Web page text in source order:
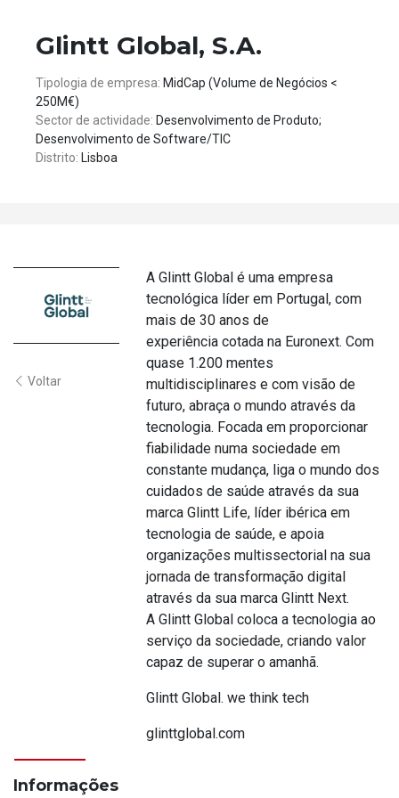
Glintt Global, S.A.
Tipologia de empresa: MidCap (Volume de Negócios <
250M€)
Sector de actividade: Desenvolvimento de Produto;
Desenvolvimento de Software/TIC
Distrito: Lisboa
Voltar
A Glintt Global é uma empresa
tecnológica líder em Portugal, com
mais de 30 anos de
experiência cotada na Euronext. Com
quase 1.200 mentes
multidisciplinares e com visão de
futuro, abraça o mundo através da
tecnologia. Focada em proporcionar
fiabilidade numa sociedade em
constante mudança, liga o mundo dos
cuidados de saúde através da sua
marca Glintt Life, líder ibérica em
tecnologia de saúde, e apoia
organizações multissectorial na sua
jornada de transformação digital
através da sua marca Glintt Next.
A Glintt Global coloca a tecnologia ao
serviço da sociedade, criando valor
capaz de superar o amanhã.
Glintt Global. we think tech
glinttglobal.com
Informações